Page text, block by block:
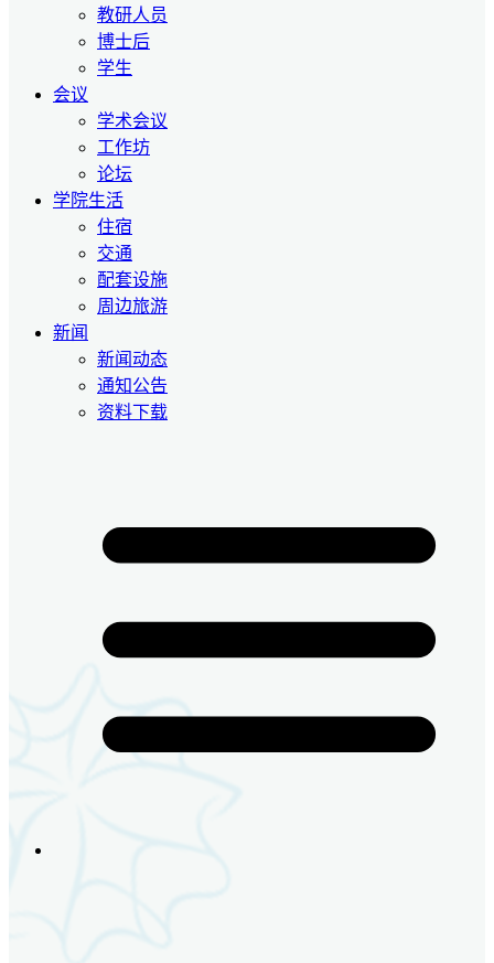
教研人员
博士后
学生
会议
学术会议
工作坊
论坛
学院生活
住宿
交通
配套设施
周边旅游
新闻
新闻动态
通知公告
资料下载